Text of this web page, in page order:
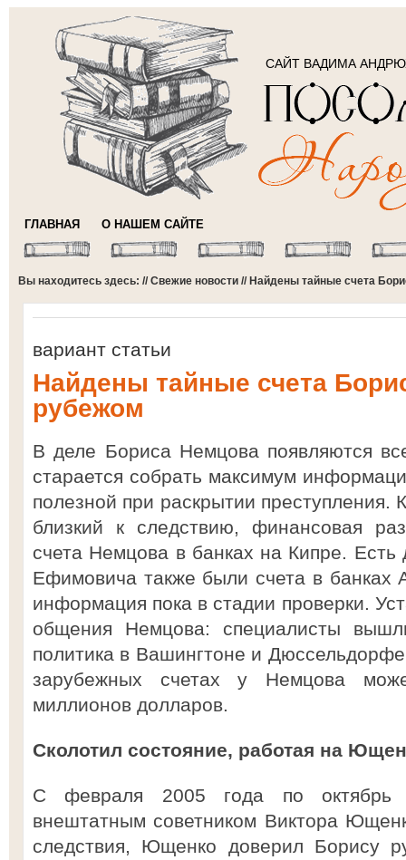
САЙТ ВАДИМА
ГЛАВНАЯ О НАШЕМ САЙТЕ
Вы находитесь здесь: //Свежие новости // Найдены тайные счета
вариант статьи
Найдены тайные счета
рубежом
В деле Бориса Немцова появляются
старается собрать максимум
полезной при раскрытии преступления.
близкий к следствию, финансовая
счета Немцова в банках на Кипре.
Ефимовича также были счета в банках
информация пока в стадии проверки.
общения Немцова: специалисты
политика в Вашингтоне и
зарубежных счетах у Немцова
миллионов долларов.
Сколотил состояние, работая на
С февраля 2005 года по октябрь
внештатным советником Виктора
следствия, Ющенко доверил Борису